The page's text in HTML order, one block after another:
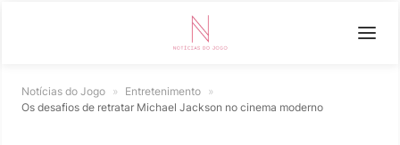
Notícias do Jogo » Entretenimento »
Os desafios de retratar Michael Jackson no cinema moderno